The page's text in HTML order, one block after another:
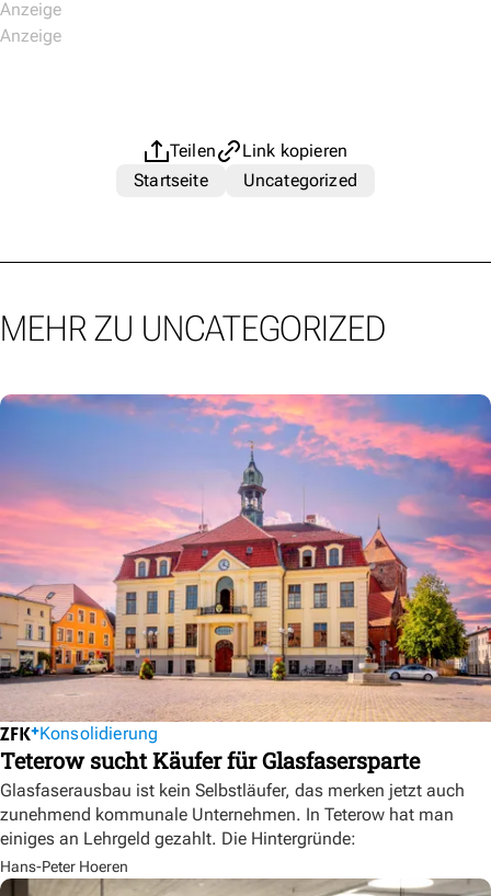
Teilen
Link kopieren
Startseite
Uncategorized
MEHR ZU UNCATEGORIZED
Konsolidierung
Teterow sucht Käufer für Glasfasersparte
Glasfaserausbau ist kein Selbstläufer, das merken jetzt auch
zunehmend kommunale Unternehmen. In Teterow hat man
einiges an Lehrgeld gezahlt. Die Hintergründe:
Hans-Peter Hoeren